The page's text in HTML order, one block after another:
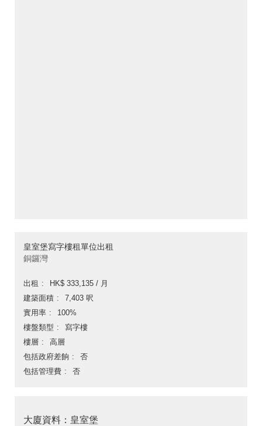
皇室堡寫字樓租單位出租
銅鑼灣
出租
HK$ 333,135 / 月
建築面積
7,403 呎
實用率
100%
樓盤類型
寫字樓
樓層
高層
包括政府差餉
否
包括管理費
否
大廈資料：皇室堡